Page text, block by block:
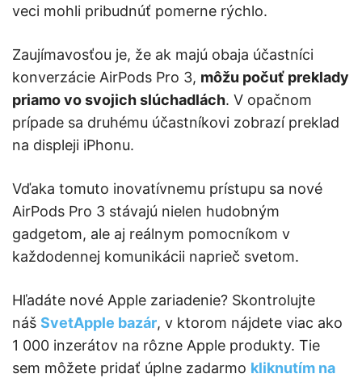
veci mohli pribudnúť pomerne rýchlo.
Zaujímavosťou je, že ak majú obaja účastníci
konverzácie AirPods Pro 3, môžu počuť preklady
priamo vo svojich slúchadlách. V opačnom
prípade sa druhému účastníkovi zobrazí preklad
na displeji iPhonu.
Vďaka tomuto inovatívnemu prístupu sa nové
AirPods Pro 3 stávajú nielen hudobným
gadgetom, ale aj reálnym pomocníkom v
každodennej komunikácii naprieč svetom.
Hľadáte nové Apple zariadenie? Skontrolujte
náš SvetApple bazár, v ktorom nájdete viac ako
1 000 inzerátov na rôzne Apple produkty. Tie
sem môžete pridať úplne zadarmo kliknutím na